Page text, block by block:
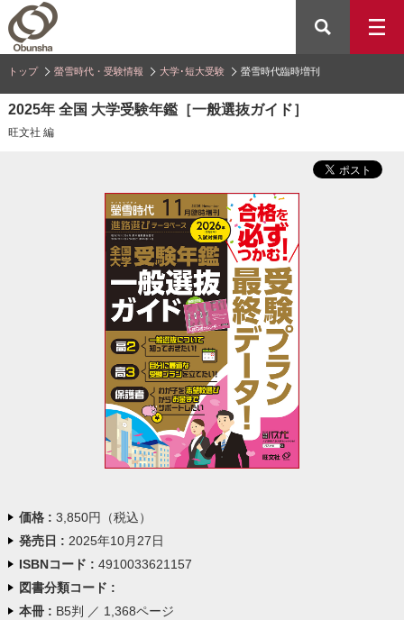
トップ 螢雪時代・受験情報 大学･短大受験 螢雪時代臨時増刊
2025年 全国 大学受験年鑑［一般選抜ガイド］
旺文社 編
価格 : 3,850円（税込）
発売日 : 2025年10月27日
ISBNコード : 4910033621157
図書分類コード :
本冊 : B5判 ／ 1,368ページ